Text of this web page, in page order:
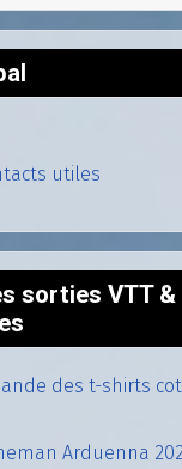
utiles
sorties VTT &
des t-shirts
Arduenna